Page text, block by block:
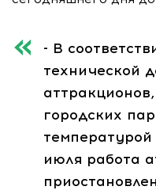
- В
технической
городских
июля работа